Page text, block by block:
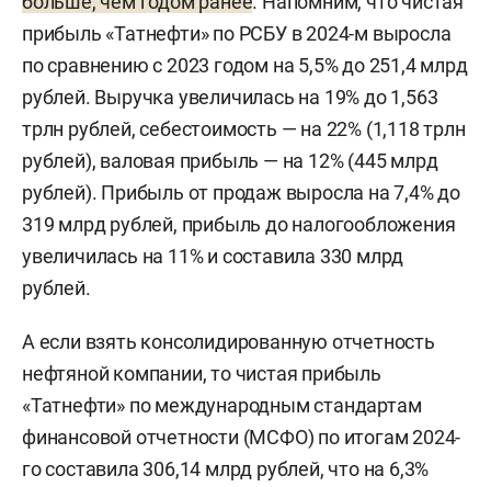
прибыль «Татнефти» по РСБУ в 2024-м выросла
по сравнению с 2023 годом на 5,5% до 251,4 млрд
рублей. Выручка увеличилась на 19% до 1,563
трлн рублей, себестоимость — на 22% (1,118 трлн
рублей), валовая прибыль — на 12% (445 млрд
рублей). Прибыль от продаж выросла на 7,4% до
319 млрд рублей, прибыль до налогообложения
увеличилась на 11% и составила 330 млрд
рублей.
А если взять консолидированную отчетность
нефтяной компании, то чистая прибыль
«Татнефти» по международным стандартам
финансовой отчетности (МСФО) по итогам 2024-
го составила 306,14 млрд рублей, что на 6,3%